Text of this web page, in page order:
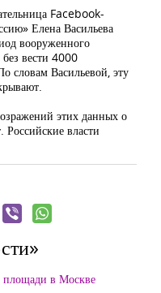
Facebook-
Елена Васильева
вооруженного
вести 4000
словам Васильевой, эту
этих данных о
Российские власти
площади в Москве